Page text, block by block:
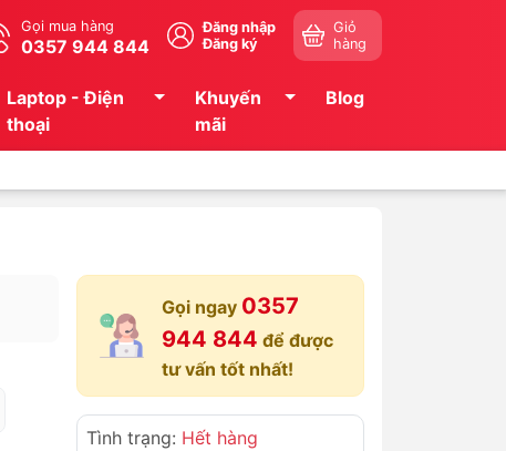
Gọi mua hàng
0357 944 844
Đăng nhập
Đăng ký
Giỏ
hàng
Laptop - Điện
thoại
Khuyến
mãi
Blog
Gọi ngay 0357
944 844 để được
tư vấn tốt nhất!
Tình trạng: Hết hàng